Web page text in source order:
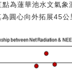
為蓮華池水文氣象
圓心向外拓展45公